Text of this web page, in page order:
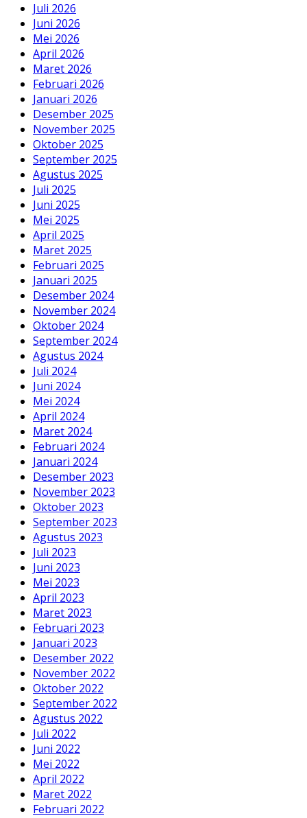
Juli 2026
Juni 2026
Mei 2026
April 2026
Maret 2026
Februari 2026
Januari 2026
Desember 2025
November 2025
Oktober 2025
September 2025
Agustus 2025
Juli 2025
Juni 2025
Mei 2025
April 2025
Maret 2025
Februari 2025
Januari 2025
Desember 2024
November 2024
Oktober 2024
September 2024
Agustus 2024
Juli 2024
Juni 2024
Mei 2024
April 2024
Maret 2024
Februari 2024
Januari 2024
Desember 2023
November 2023
Oktober 2023
September 2023
Agustus 2023
Juli 2023
Juni 2023
Mei 2023
April 2023
Maret 2023
Februari 2023
Januari 2023
Desember 2022
November 2022
Oktober 2022
September 2022
Agustus 2022
Juli 2022
Juni 2022
Mei 2022
April 2022
Maret 2022
Februari 2022